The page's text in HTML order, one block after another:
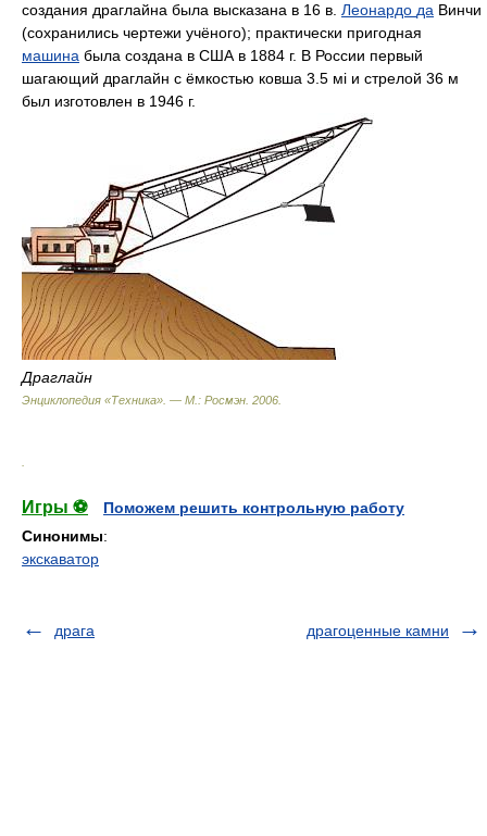
создания драглайна была высказана в 16 в. Леонардо да Винчи
(сохранились чертежи учёного); практически пригодная
машина была создана в США в 1884 г. В России первый
шагающий драглайн с ёмкостью ковша 3.5 мі и стрелой 36 м
был изготовлен в 1946 г.
Драглайн
Энциклопедия «Техника». — М.: Росмэн 2006
Игры ⚽
Поможем решить контрольную работу
Синонимы:
экскаватор
драга драгоценные камни